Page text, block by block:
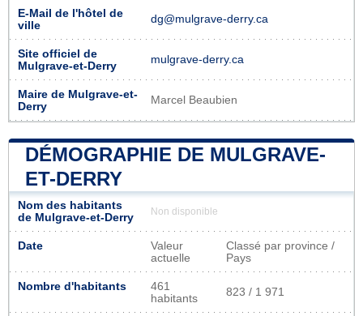
E-Mail de l'hôtel de
ville
dg@mulgrave-derry.ca
Site officiel de
Mulgrave-et-Derry
mulgrave-derry.ca
Maire de Mulgrave-et-
Derry
Marcel Beaubien
DÉMOGRAPHIE DE MULGRAVE-
ET-DERRY
Nom des habitants
de Mulgrave-et-Derry
Non disponible
Date
Valeur
actuelle
Classé par province /
Pays
Nombre d'habitants
461
habitants
823 / 1 971